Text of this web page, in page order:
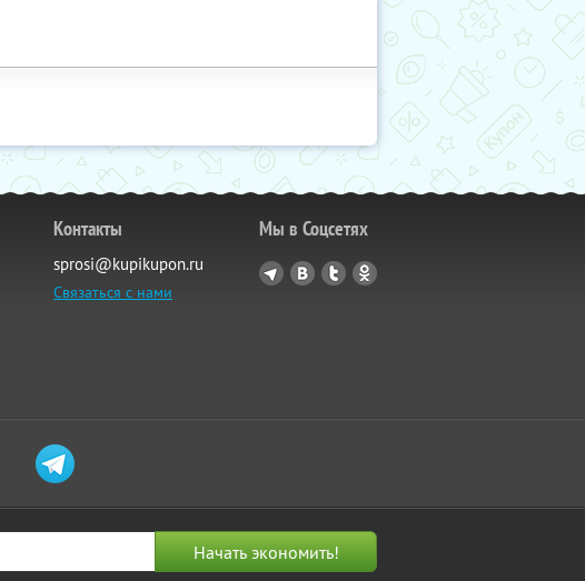
Контакты
sprosi@kupikupon.ru
Связаться с нами
Мы в Соцсетях